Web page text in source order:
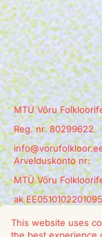
This website uses
MTÜ Võru
Reg. nr. 80299622
Arvelduskonto nr:
MTÜ Võru
ak